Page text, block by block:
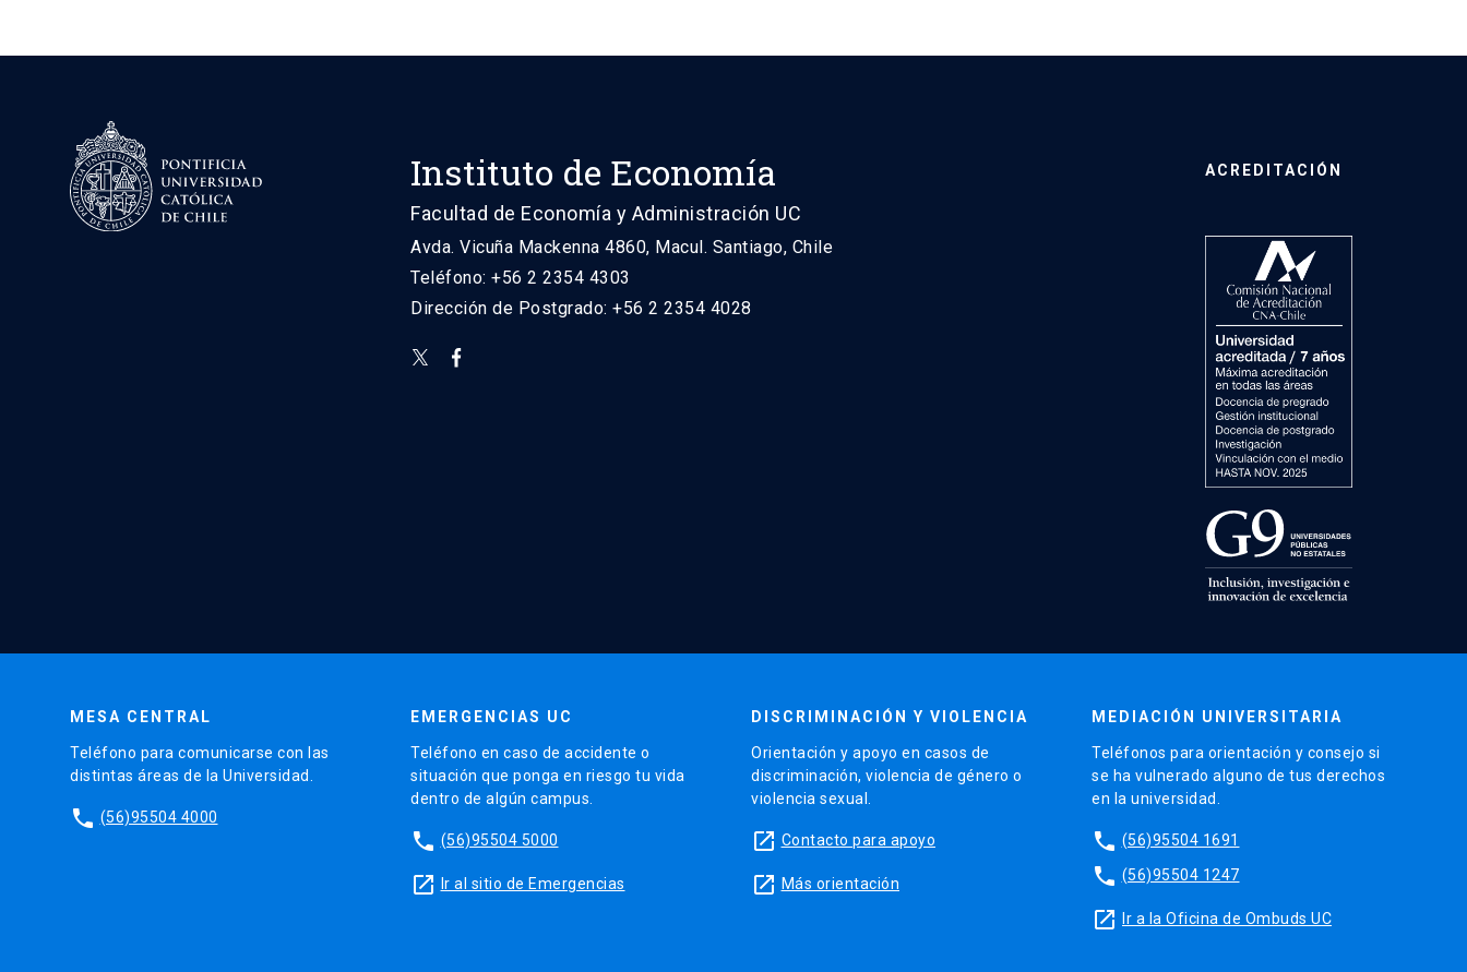
Instituto de Economía
Facultad de Economía y Administración UC
Avda. Vicuña Mackenna 4860, Macul. Santiago, Chile
Teléfono: +56 2 2354 4303
Dirección de Postgrado: +56 2 2354 4028
ACREDITACIÓN
MESA CENTRAL
Teléfono para comunicarse con las
distintas áreas de la Universidad.
phone (56)95504 4000
EMERGENCIAS UC
Teléfono en caso de accidente o
situación que ponga en riesgo tu vida
dentro de algún campus.
phone (56)95504 5000
launch Ir al sitio de Emergencias
DISCRIMINACIÓN Y VIOLENCIA
Orientación y apoyo en casos de
discriminación, violencia de género o
violencia sexual.
launch Contacto para apoyo
launch Más orientación
MEDIACIÓN UNIVERSITARIA
Teléfonos para orientación y consejo si
se ha vulnerado alguno de tus derechos
en la universidad.
phone (56)95504 1691
phone (56)95504 1247
launch Ir a la Oficina de Ombuds UC